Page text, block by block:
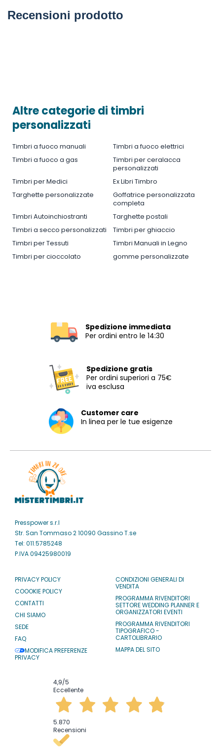
Recensioni prodotto
Altre categorie di timbri
personalizzati
Timbri a fuoco manuali
Timbri a fuoco elettrici
Timbri a fuoco a gas
Timbri per ceralacca
personalizzati
Timbri per Medici
Ex Libri Timbro
Targhette personalizzate
Goffatrice personalizzata
completa
Timbri Autoinchiostranti
Targhette postali
Timbri a secco personalizzati
Timbri per ghiaccio
Timbri per Tessuti
Timbri Manuali in Legno
Timbri per cioccolato
gomme personalizzate
Spedizione immediata
Per ordini entro le 14:30
Spedizione gratis
Per ordini superiori a 75€
iva esclusa
Customer care
In linea per le tue esigenze
Presspower s.r.l
Str. San Tommaso 2 10090 Gassino T.se
Tel: 011.5785248
P.IVA 09425980019
PRIVACY POLICY
COOOKIE POLICY
CONTATTI
CHI SIAMO
SEDE
FAQ
MODIFICA PREFERENZE
PRIVACY
CONDIZIONI GENERALI DI
VENDITA
PROGRAMMA RIVENDITORI
SETTORE WEDDING PLANNER E
ORGANIZZATORI EVENTI
PROGRAMMA RIVENDITORI
TIPOGRAFICO -
CARTOLIBRARIO
MAPPA DEL SITO
4,9/5
Eccellente
5.870
Recensioni